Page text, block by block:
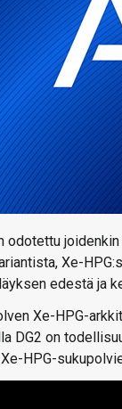
odotettu
Xe-
edestä ja
Xe-HPG-
DG2 on
HPG-